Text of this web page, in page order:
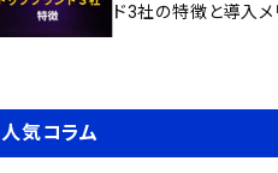
ド3社の特徴と導入メ
人気コラム